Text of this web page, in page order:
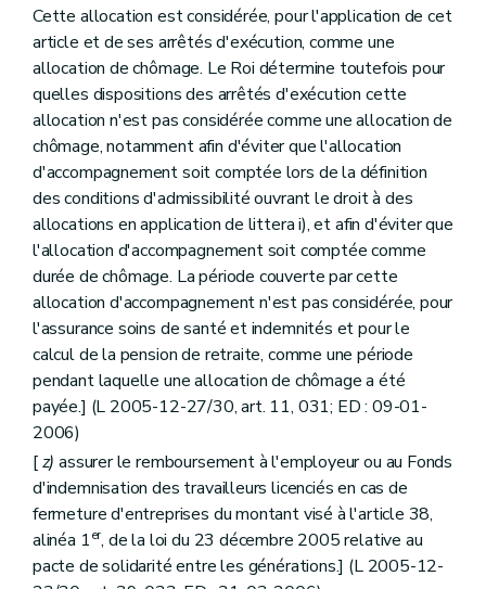
Cette allocation est considérée, pour l'application de cet
article et de ses arrêtés d'exécution, comme une
allocation de chômage. Le Roi détermine toutefois pour
quelles dispositions des arrêtés d'exécution cette
allocation n'est pas considérée comme une allocation de
chômage, notamment afin d'éviter que l'allocation
d'accompagnement soit comptée lors de la définition
des conditions d'admissibilité ouvrant le droit à des
allocations en application de littera i), et afin d'éviter que
l'allocation d'accompagnement soit comptée comme
durée de chômage. La période couverte par cette
allocation d'accompagnement n'est pas considérée, pour
l'assurance soins de santé et indemnités et pour le
calcul de la pension de retraite, comme une période
pendant laquelle une allocation de chômage a été
payée.] (L 2005-12-27/30, art. 11, 031; ED : 09-01-
2006)
[z) assurer le remboursement à l'employeur ou au Fonds
d'indemnisation des travailleurs licenciés en cas de
fermeture d'entreprises du montant visé à l'article 38,
alinéa 1er, de la loi du 23 décembre 2005 relative au
pacte de solidarité entre les générations.] (L 2005-12-